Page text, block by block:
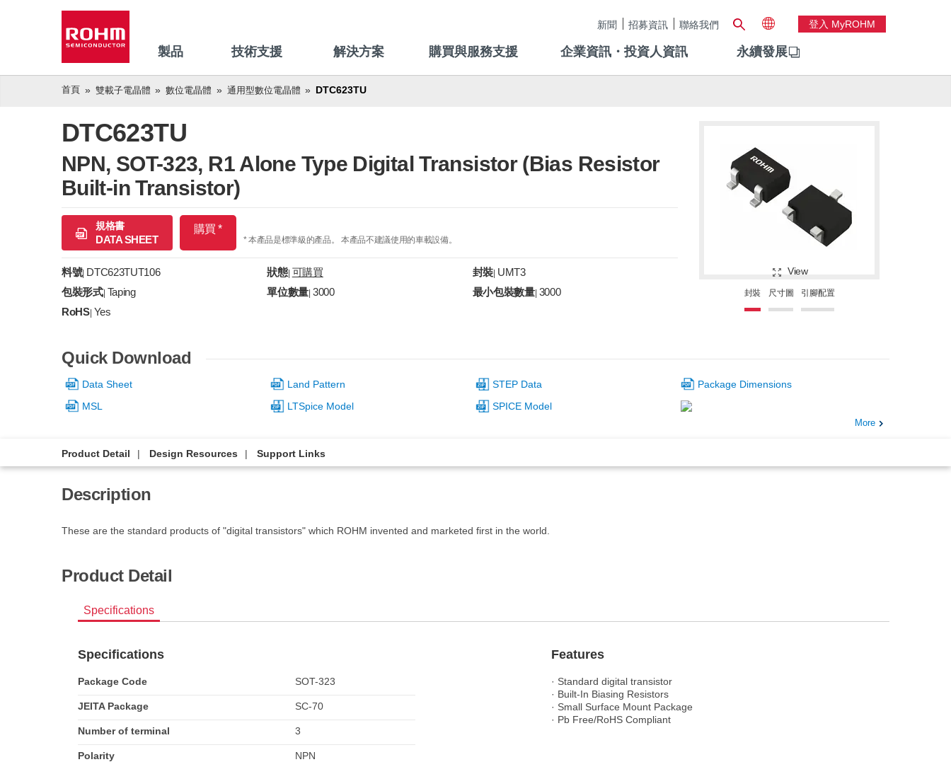
新聞 招募資訊 聯絡我們 登入 MyROHM
製品 技術支援 解決方案 購買與服務支援 企業資訊・投資人資訊 永續發展
首頁 雙載子電晶體 數位電晶體 通用型數位電晶體 DTC623TU
DTC623TU
NPN, SOT-323, R1 Alone Type Digital Transistor (Bias Resistor
Built-in Transistor)
規格書
DATA SHEET
購買 *
* 本產品是標準級的產品。 本產品不建議使用的車載設備。
料號| DTC623TUT106 狀態| 可購買 封裝 UMT3
包裝形式| Taping 單位數量 |3000 最小包裝數量| 3000
RoHS| Yes
View
封裝 尺寸圖 引腳配置
Quick Download
Data Sheet Land Pattern STEP Data
Package Dimensions
MSL
LTSpice Model SPICE Model
More
Product Detail Design Resources Support Links
Description
These are the standard products of "digital transistors" which ROHM invented and marketed first in the world.
Product Detail
Specifications
Specifications
Package Code SOT-323
JEITA Package SC-70
Number of terminal 3
Polarity NPN
Features
· Standard digital transistor
· Built-In Biasing Resistors
· Small Surface Mount Package
· Pb Free/RoHS Compliant